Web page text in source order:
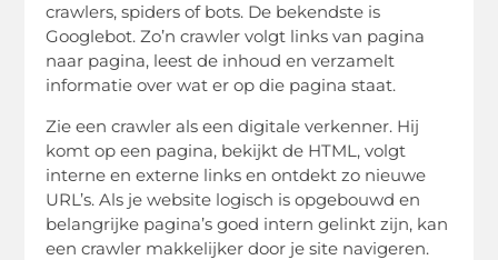
crawlers, spiders of bots. De bekendste is
Googlebot. Zo’n crawler volgt links van pagina
naar pagina, leest de inhoud en verzamelt
informatie over wat er op die pagina staat.
Zie een crawler als een digitale verkenner. Hij
komt op een pagina, bekijkt de HTML, volgt
interne en externe links en ontdekt zo nieuwe
URL’s. Als je website logisch is opgebouwd en
belangrijke pagina’s goed intern gelinkt zijn, kan
een crawler makkelijker door je site navigeren.